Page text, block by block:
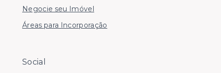
Negocie seu Imóvel
Áreas para Incorporação
Social